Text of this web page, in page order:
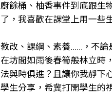
廚餘桶、柚香事件到底跟生
了，我喜歡在課堂上用一些
教改、課綱、素養……，不論
在坊間如雨後春筍般林立時
法與時俱進？且讓你我靜下
學生分享，希冀打開學生的